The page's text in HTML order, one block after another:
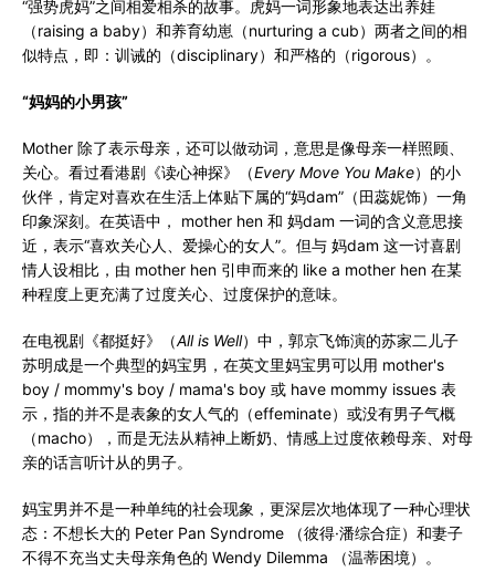
“强势虎妈”之间相爱相杀的故事。虎妈一词形象地表达出养娃
（raising a baby）和养育幼崽（nurturing a cub）两者之间的相
似特点，即：训诫的（disciplinary）和严格的（rigorous）。
“妈妈的小男孩”
Mother 除了表示母亲，还可以做动词，意思是像母亲一样照顾、
关心。看过看港剧《读心神探》（Every Move You Make）的小
伙伴，肯定对喜欢在生活上体贴下属的“妈dam”（田蕊妮饰）一角
印象深刻。在英语中， mother hen 和 妈dam 一词的含义意思接
近，表示“喜欢关心人、爱操心的女人”。但与 妈dam 这一讨喜剧
情人设相比，由 mother hen 引申而来的 like a mother hen 在某
种程度上更充满了过度关心、过度保护的意味。
在电视剧《都挺好》（All is Well）中，郭京飞饰演的苏家二儿子
苏明成是一个典型的妈宝男，在英文里妈宝男可以用 mother's
boy / mommy's boy / mama's boy 或 have mommy issues 表
示，指的并不是表象的女人气的（effeminate）或没有男子气概
（macho），而是无法从精神上断奶、情感上过度依赖母亲、对母
亲的话言听计从的男子。
妈宝男并不是一种单纯的社会现象，更深层次地体现了一种心理状
态：不想长大的 Peter Pan Syndrome （彼得·潘综合症）和妻子
不得不充当丈夫母亲角色的 Wendy Dilemma （温蒂困境）。